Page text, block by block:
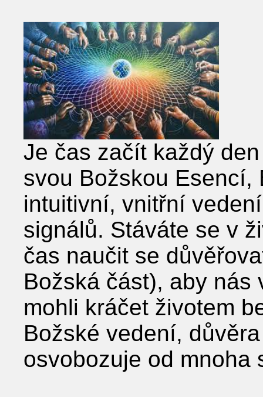
Je čas začít každý
svou Božskou
intuitivní, vnitřní
signálů. Stáváte se v
čas naučit se
Božská část), aby nás
mohli kráčet životem
Božské vedení,
osvobozuje od mnoha